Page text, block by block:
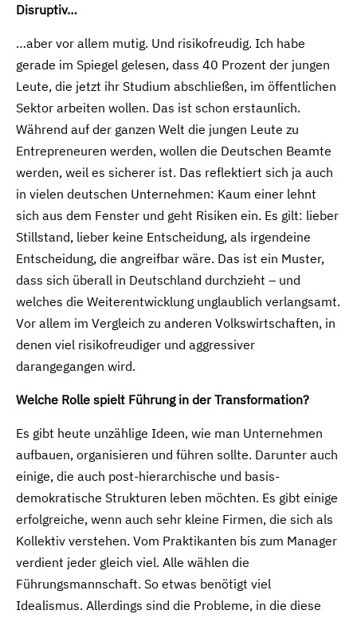
Disruptiv…
…aber vor allem mutig. Und risikofreudig. Ich habe
gerade im Spiegel gelesen, dass 40 Prozent der jungen
Leute, die jetzt ihr Studium abschließen, im öffentlichen
Sektor arbeiten wollen. Das ist schon erstaunlich.
Während auf der ganzen Welt die jungen Leute zu
Entrepreneuren werden, wollen die Deutschen Beamte
werden, weil es sicherer ist. Das reflektiert sich ja auch
in vielen deutschen Unternehmen: Kaum einer lehnt
sich aus dem Fenster und geht Risiken ein. Es gilt: lieber
Stillstand, lieber keine Entscheidung, als irgendeine
Entscheidung, die angreifbar wäre. Das ist ein Muster,
dass sich überall in Deutschland durchzieht – und
welches die Weiterentwicklung unglaublich verlangsamt.
Vor allem im Vergleich zu anderen Volkswirtschaften, in
denen viel risikofreudiger und aggressiver
darangegangen wird.
Welche Rolle spielt Führung in der Transformation?
Es gibt heute unzählige Ideen, wie man Unternehmen
aufbauen, organisieren und führen sollte. Darunter auch
einige, die auch post-hierarchische und basis-
demokratische Strukturen leben möchten. Es gibt einige
erfolgreiche, wenn auch sehr kleine Firmen, die sich als
Kollektiv verstehen. Vom Praktikanten bis zum Manager
verdient jeder gleich viel. Alle wählen die
Führungsmannschaft. So etwas benötigt viel
Idealismus. Allerdings sind die Probleme, in die diese